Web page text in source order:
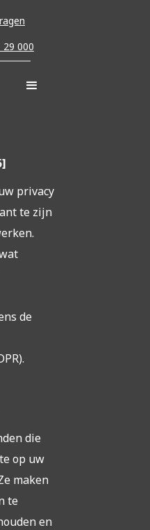
29 000
privacy
te zijn
de
die
op uw
maken
te
en